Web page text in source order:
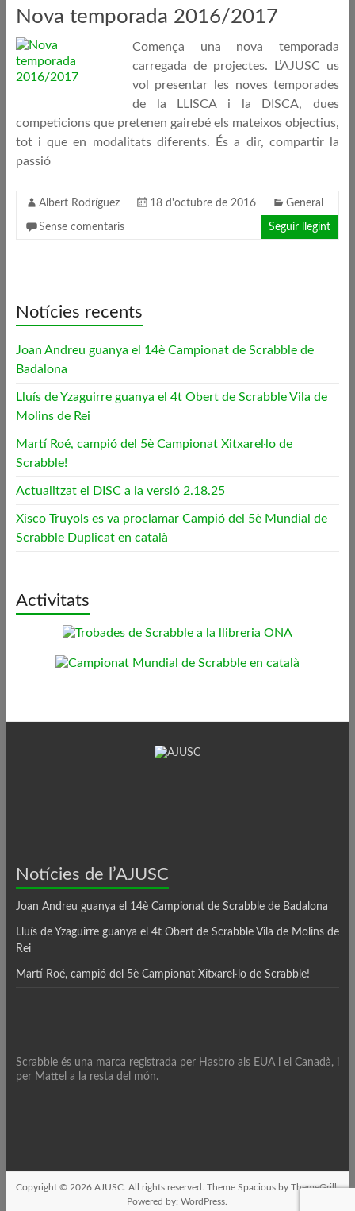
Nova temporada 2016/2017
Comença una nova temporada
carregada de projectes. L’AJUSC us
vol presentar les noves temporades
de la LLISCA i la DISCA, dues
competicions que pretenen gairebé els mateixos objectius,
tot i que en modalitats diferents. És a dir, compartir la
passió
Albert Rodríguez 18 d'octubre de 2016 General
Sense comentaris Seguir llegint
Notícies recents
Joan Andreu guanya el 14è Campionat de Scrabble de
Badalona
Lluís de Yzaguirre guanya el 4t Obert de Scrabble Vila de
Molins de Rei
Martí Roé, campió del 5è Campionat Xitxarel·lo de
Scrabble!
Actualitzat el DISC a la versió 2.18.25
Xisco Truyols es va proclamar Campió del 5è Mundial de
Scrabble Duplicat en català
Activitats
Notícies de l’AJUSC
Joan Andreu guanya el 14è Campionat de Scrabble de Badalona
Lluís de Yzaguirre guanya el 4t Obert de Scrabble Vila de Molins de
Rei
Martí Roé, campió del 5è Campionat Xitxarel·lo de Scrabble!
Scrabble és una marca registrada per Hasbro als EUA i el Canadà, i
per Mattel a la resta del món.
Copyright © 2026 AJUSC. All rights reserved. Theme Spaciousby ThemeGrill.
Powered by:WordPress